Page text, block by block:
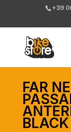
+39
FAR
BLACK